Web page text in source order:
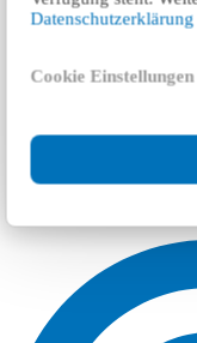
Datenschutzerklärung
Cookie